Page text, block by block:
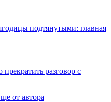
подтянутыми: главная
разговор с
от автора